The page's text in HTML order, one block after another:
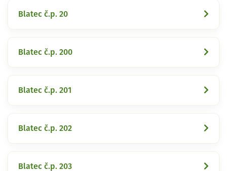
Blatec č.p. 20
Blatec č.p. 200
Blatec č.p. 201
Blatec č.p. 202
Blatec č.p. 203